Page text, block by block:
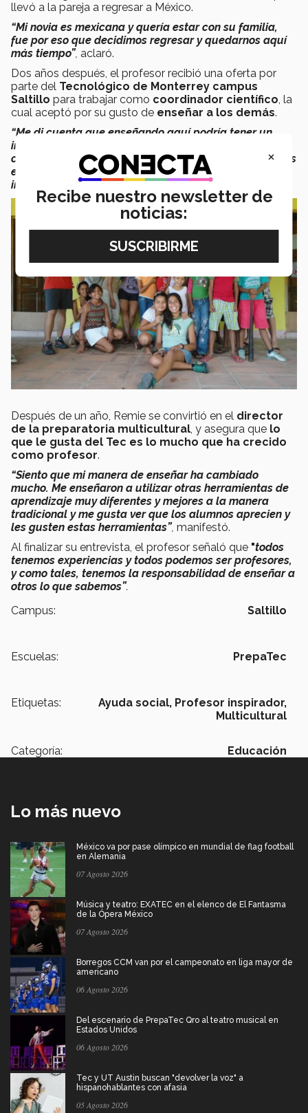
llevó a la pareja a regresar a México.
“Mi novia es mexicana y quería estar con su familia,
fue por eso que decidimos regresar y quedarnos aquí
más tiempo”, aclaró.
Dos años después, el profesor recibió una oferta por
parte del Tecnológico de Monterrey campus
Saltillo para trabajar como coordinador científico, la
cual aceptó por su gusto de enseñar a los demás.
“Me di cuenta que enseñando aquí podría tener un
impacto mayor al que tenía enseñando en
comunidades pequeñas, porque se que estas personas
en el futuro serán quienes tomarán decisiones
importantes que afectarán a los más pobres”
Después de un año, Remie se convirtió en el director
de la preparatoria multicultural , y asegura que lo
que le gusta del Tec es lo mucho que ha crecido
como profesor.
“Siento que mi manera de enseñar ha cambiado
mucho. Me enseñaron a utilizar otras herramientas de
aprendizaje muy diferentes y mejores a la manera
tradicional y me gusta ver que los alumnos aprecien y
les gusten estas herramientas”, manifestó.
Al finalizar su entrevista, el profesor señaló que "todos
tenemos experiencias y todos podemos ser profesores,
y como tales, tenemos la responsabilidad de enseñar a
otros lo que sabemos”.
Campus:
Saltillo
Escuelas: PrepaTec
Etiquetas: Ayuda social, Profesor inspirador,
Multicultural
Categoría: Educación
Lo más nuevo
México va por pase olímpico en mundial de flag football
en Alemania
07 Agosto 2026
Música y teatro: EXATEC en el elenco de El Fantasma
de la Ópera México
07 Agosto 2026
Borregos CCM van por el campeonato en liga mayor de
americano
06 Agosto 2026
Del escenario de PrepaTec Qro al teatro musical en
Estados Unidos
06 Agosto 2026
Tec y UT Austin buscan "devolver la voz" a
hispanohablantes con afasia
05 Agosto 2026
×
Recibe nuestro newsletter de
noticias: